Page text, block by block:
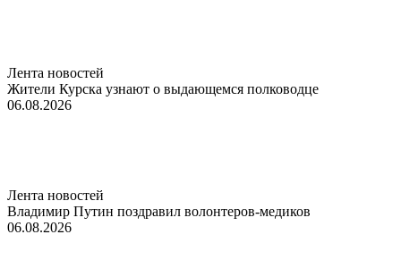
Лента новостей
Жители Курска узнают о выдающемся полководце
06.08.2026
Лента новостей
Владимир Путин поздравил волонтеров-медиков
06.08.2026